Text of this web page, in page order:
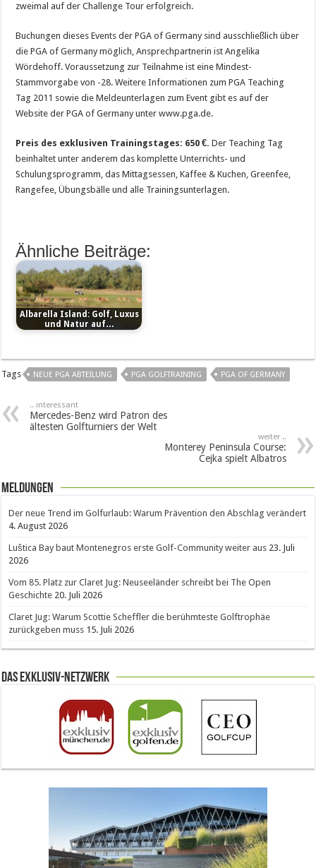
zweimal auf der Challenge Tour erfolgreich.
Buchungen dieses Events der PGA of Germany sind ausschließlich über
die PGA of Germany möglich, Ansprechpartnerin ist Angelika
Wördehoff. Voraussetzung zur Teilnahme ist eine Mindest-
Stammvorgabe von -28. Weitere Informationen zum PGA Teaching
Tag 2011 sowie die Meldeunterlagen zum Event gibt es auf der
Website der PGA of Germany unter www.pga.de.
Preis des exklusiven Trainingstages: 650 €. Der Teaching Tag
beinhaltet unter anderem das komplette Unterrichts- und
Schulungsprogramm, das Mittagsessen, Kaffee & Kuchen, Greenfee,
Rangefee, Übungsbälle und alle Trainingsunterlagen.
Ähnliche Beiträge:
Albarella Island: Golf, Luxus
und Natur auf…
Tags NEUE PGA ABTEILUNG PGA GOLFTRAINING PGA OF GERMANY
.. interessant
Mercedes-Benz wird Patron des
ältesten Golfturniers der Welt
weiter ..
Monterey Peninsula Course:
Cejka spielt Albatros
Meldungen
Der neue Trend im Golfurlaub: Warum Prävention den Abschlag verändert
4. August 2026
Luštica Bay baut Montenegros erste Golf-Community weiter aus 23. Juli
2026
Vom 85. Platz zur Claret Jug: Neuseeländer schreibt bei The Open
Geschichte 20. Juli 2026
Claret Jug: Warum Scottie Scheffler die berühmteste Golftrophäe
zurückgeben muss 15. Juli 2026
Das Exklusiv-Netzwerk